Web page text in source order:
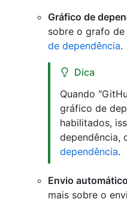
Gráfico de
sobre o grafo
de dependência.
Dica
Quando
gráfico de
habilitados,
dependência,
dependência.
Envio
mais sobre o